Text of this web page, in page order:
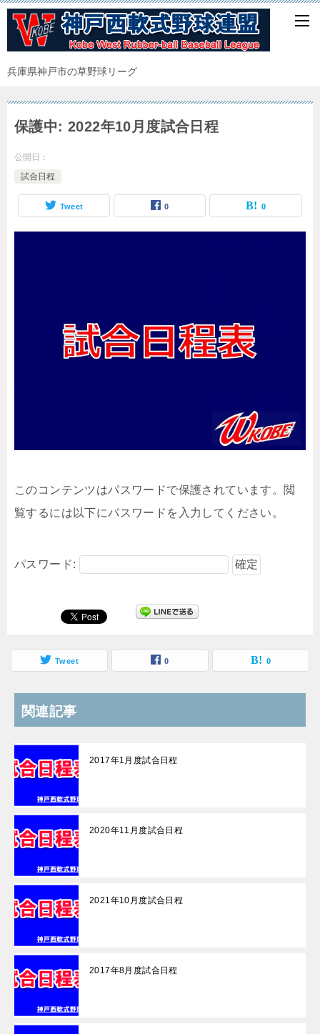
兵庫県神戸市の草野球リーグ
保護中: 2022年10月度試合日程
公開日：
試合日程
Tweet 0 0
このコンテンツはパスワードで保護されています。閲
覧するには以下にパスワードを入力してください。
パスワード:
Tweet 0 0
関連記事
2017年1月度試合日程
2020年11月度試合日程
2021年10月度試合日程
2017年8月度試合日程